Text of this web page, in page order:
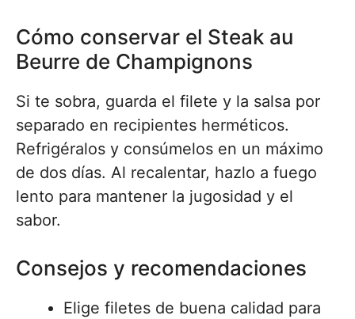
Cómo conservar el Steak au
Beurre de Champignons
Si te sobra, guarda el filete y la salsa por
separado en recipientes herméticos.
Refrigéralos y consúmelos en un máximo
de dos días. Al recalentar, hazlo a fuego
lento para mantener la jugosidad y el
sabor.
Consejos y recomendaciones
Elige filetes de buena calidad para